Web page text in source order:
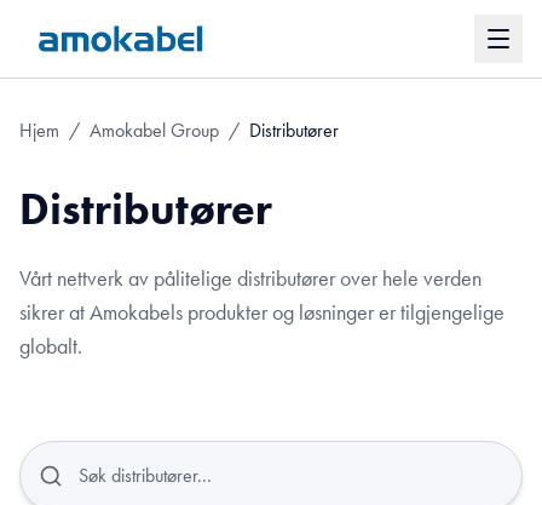
Hjem / Amokabel Group / Distributører
Distributører
Vårt nettverk av pålitelige distributører over hele verden
sikrer at Amokabels produkter og løsninger er tilgjengelige
globalt.